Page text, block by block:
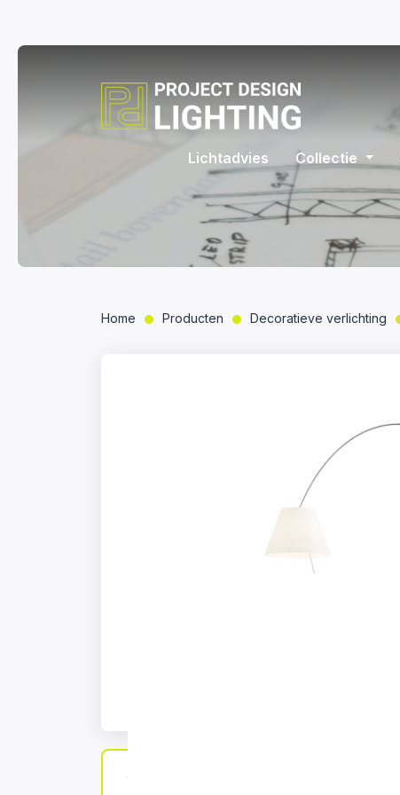
Lichtadvies Collectie
Home Producten Decoratieve verlichting